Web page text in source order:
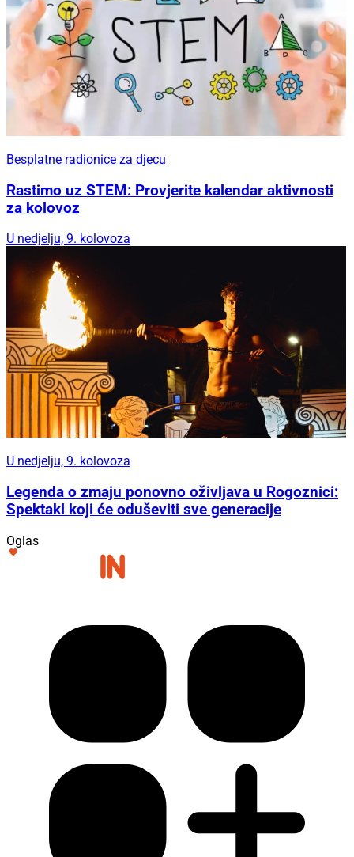
Besplatne radionice za djecu
Rastimo uz STEM: Provjerite kalendar aktivnosti
za kolovoz
U nedjelju, 9. kolovoza
U nedjelju, 9. kolovoza
Legenda o zmaju ponovno oživljava u Rogoznici:
Spektakl koji će oduševiti sve generacije
Oglas